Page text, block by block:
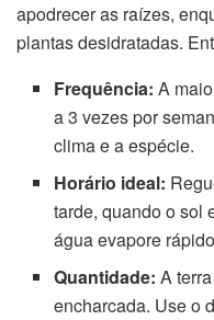
apodrecer as raízes,
plantas desidratadas.
Frequência: A
a 3 vezes por
clima e a espécie.
Horário ideal:
tarde, quando o sol
água evapore
Quantidade: A
encharcada. Use o